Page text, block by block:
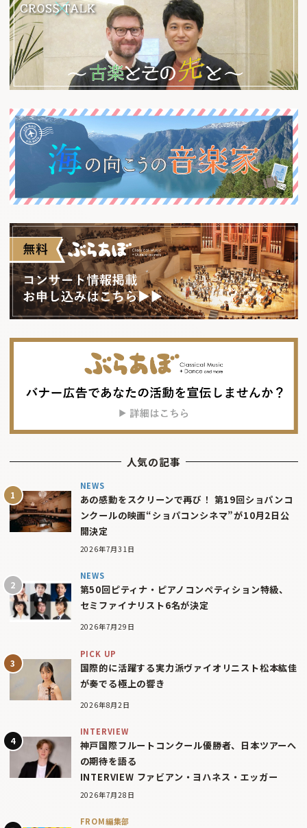
人気の記事
NEWS
あの感動をスクリーンで再び！ 第19回ショパンコ
ンクールの映画“ショパコンシネマ”が10月2日公
開決定
2026年7月31日
NEWS
第50回ピティナ・ピアノコンペティション特級、
セミファイナリスト6名が決定
2026年7月29日
PICK UP
国際的に活躍する実力派ヴァイオリニスト松本紘佳
が奏でる極上の響き
2026年8月2日
INTERVIEW
神戸国際フルートコンクール優勝者、日本ツアーへ
の期待を語る
INTERVIEW ファビアン・ヨハネス・エッガー
2026年7月28日
FROM編集部